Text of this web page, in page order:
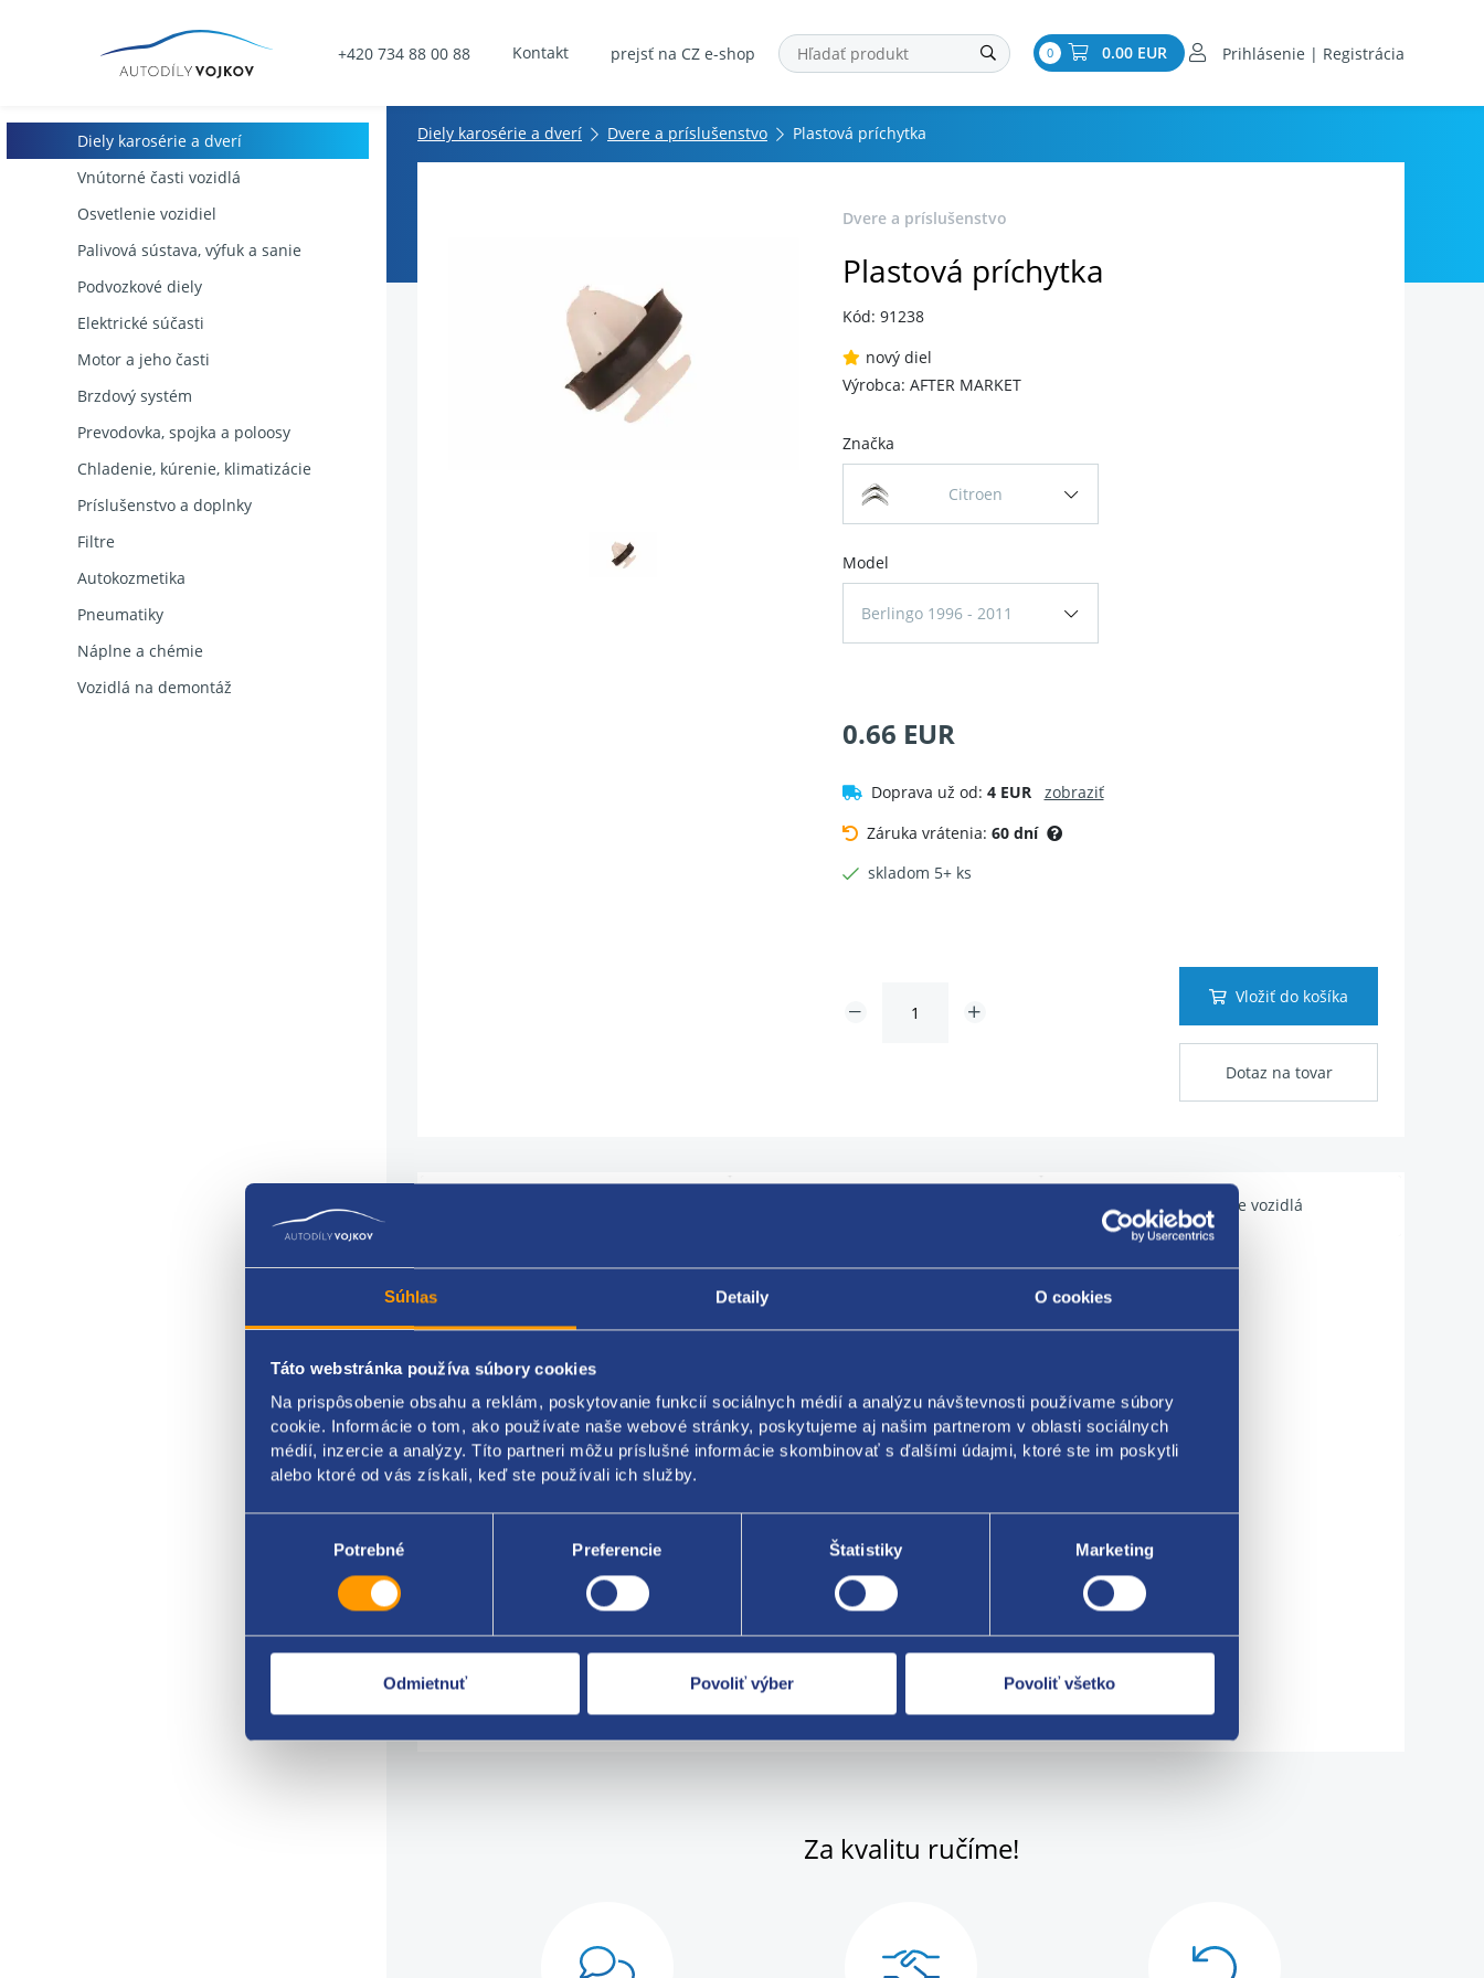
Súhlas Detaily O cookies
Táto webstránka používa súbory cookies
Na prispôsobenie obsahu a reklám, poskytovanie funkcií sociálnych médií a analýzu návštevnosti používame súbory
cookie. Informácie o tom, ako používate naše webové stránky, poskytujeme aj našim partnerom v oblasti sociálnych
médií, inzercie a analýzy. Títo partneri môžu príslušné informácie skombinovať s ďalšími údajmi, ktoré ste im poskytli
alebo ktoré od vás získali, keď ste používali ich služby.
Potrebné Preferencie Štatistiky Marketing
Odmietnuť Povoliť výber Povoliť všetko
+420 734 88 00 88 Kontakt prejsť na CZ e-shop 0 0.00 EUR Prihlásenie | Registrácia
Diely karosérie a dverí
Vnútorné časti vozidlá
Osvetlenie vozidiel
Palivová sústava, výfuk a sanie
Podvozkové diely
Elektrické súčasti
Motor a jeho časti
Brzdový systém
Prevodovka, spojka a poloosy
Chladenie, kúrenie, klimatizácie
Príslušenstvo a doplnky
Filtre
Autokozmetika
Pneumatiky
Náplne a chémie
Vozidlá na demontáž
Diely karosérie a dverí Dvere a príslušenstvo Plastová príchytka
Dvere a príslušenstvo
Plastová príchytka
Kód: 91238
nový diel
Výrobca: AFTER MARKET
Značka
Citroen
Model
Berlingo 1996 - 2011
0.66 EUR
Doprava už od: 4 EUR
zobraziť
Záruka vrátenia: 60 dní
skladom 5+ ks
Vložiť do košíka
Dotaz na tovar
Použiteľné pre vozidlá
montovacia strana bočné čalúnenie
rozmer A [mm] 12,8
rozmer B [mm] 11,3
rozmer C [mm] 17,1
rozmer d [mm] 3
originálne číslo Renault
9341PF
6991Y8
Za kvalitu ručíme!